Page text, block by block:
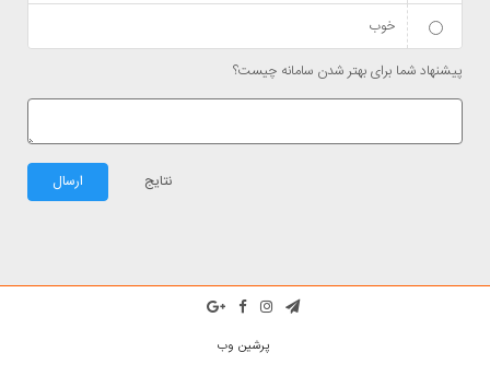
خوب
پیشنهاد شما برای بهتر شدن سامانه چیست؟
نتایج ارسال
پرشین وب